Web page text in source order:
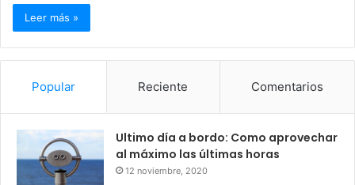
Leer más »
Popular Reciente Comentarios
Ultimo día a bordo: Como aprovechar
al máximo las últimas horas
12 noviembre, 2020